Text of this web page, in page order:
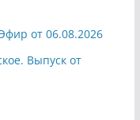
от 06.08.2026
Выпуск от